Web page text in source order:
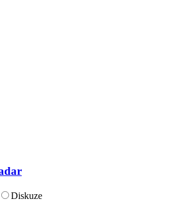
Diskuze